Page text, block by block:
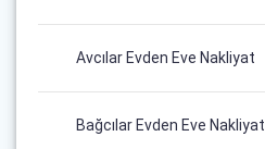
Avcılar Evden Eve Nakliyat
Bağcılar Evden Eve Nakliyat